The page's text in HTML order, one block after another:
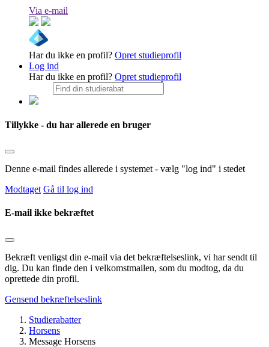
Via e-mail
Har du ikke en profil? Opret studieprofil
Log ind
Har du ikke en profil? Opret studieprofil
Tillykke - du har allerede en bruger
Denne e-mail findes allerede i systemet - vælg "log ind" i stedet
Modtaget Gå til log ind
E-mail ikke bekræftet
Bekræft venligst din e-mail via det bekræftelseslink, vi har sendt til
dig. Du kan finde den i velkomstmailen, som du modtog, da du
oprettede din profil.
Gensend bekræftelseslink
Studierabatter
Horsens
Message Horsens